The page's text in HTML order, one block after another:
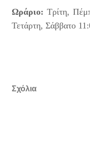
Ωράριο: Τρίτη,
Τετάρτη, Σάββατο
Σχόλια